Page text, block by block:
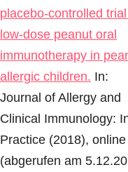
placebo-controlled
low-dose peanut oral
immunotherapy in
allergic children. In:
Journal of Allergy and
Clinical Immunology:
Practice (2018), online
(abgerufen am